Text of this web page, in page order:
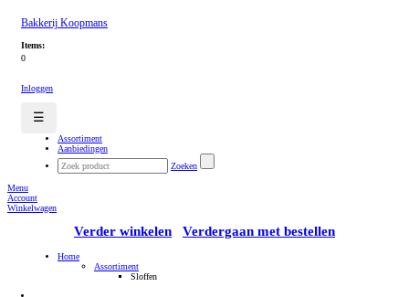
Bakkerij Koopmans
Items:
0
Inloggen
☰
Assortiment
Aanbiedingen
Zoeken
Menu
Account
Winkelwagen
Verder winkelen Verdergaan met bestellen
Home
Assortiment
Sloffen